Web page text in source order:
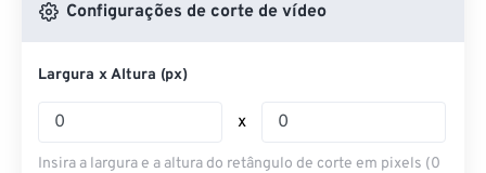
Configurações de corte de vídeo
Largura x Altura (px)
x
Insira a largura e a altura do retângulo de corte em pixels (0